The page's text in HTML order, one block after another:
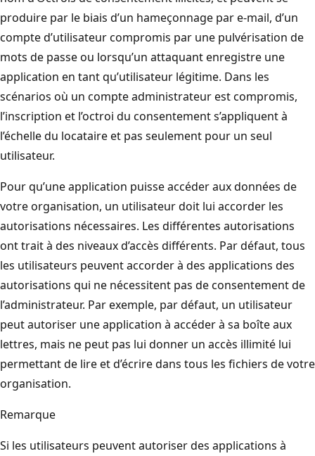
produire par le biais d’un hameçonnage par e-mail, d’un
compte d’utilisateur compromis par une pulvérisation de
mots de passe ou lorsqu’un attaquant enregistre une
application en tant qu’utilisateur légitime. Dans les
scénarios où un compte administrateur est compromis,
l’inscription et l’octroi du consentement s’appliquent à
l’échelle du locataire et pas seulement pour un seul
utilisateur.
Pour qu’une application puisse accéder aux données de
votre organisation, un utilisateur doit lui accorder les
autorisations nécessaires. Les différentes autorisations
ont trait à des niveaux d’accès différents. Par défaut, tous
les utilisateurs peuvent accorder à des applications des
autorisations qui ne nécessitent pas de consentement de
l’administrateur. Par exemple, par défaut, un utilisateur
peut autoriser une application à accéder à sa boîte aux
lettres, mais ne peut pas lui donner un accès illimité lui
permettant de lire et d’écrire dans tous les fichiers de votre
organisation.
Remarque
Si les utilisateurs peuvent autoriser des applications à